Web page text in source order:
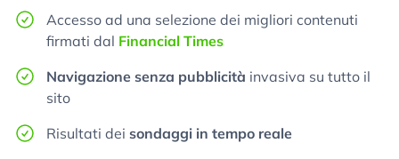
Accesso ad una selezione dei migliori contenuti
firmati dal Financial Times
Navigazione senza pubblicità invasiva su tutto il
sito
Risultati dei sondaggi in tempo reale